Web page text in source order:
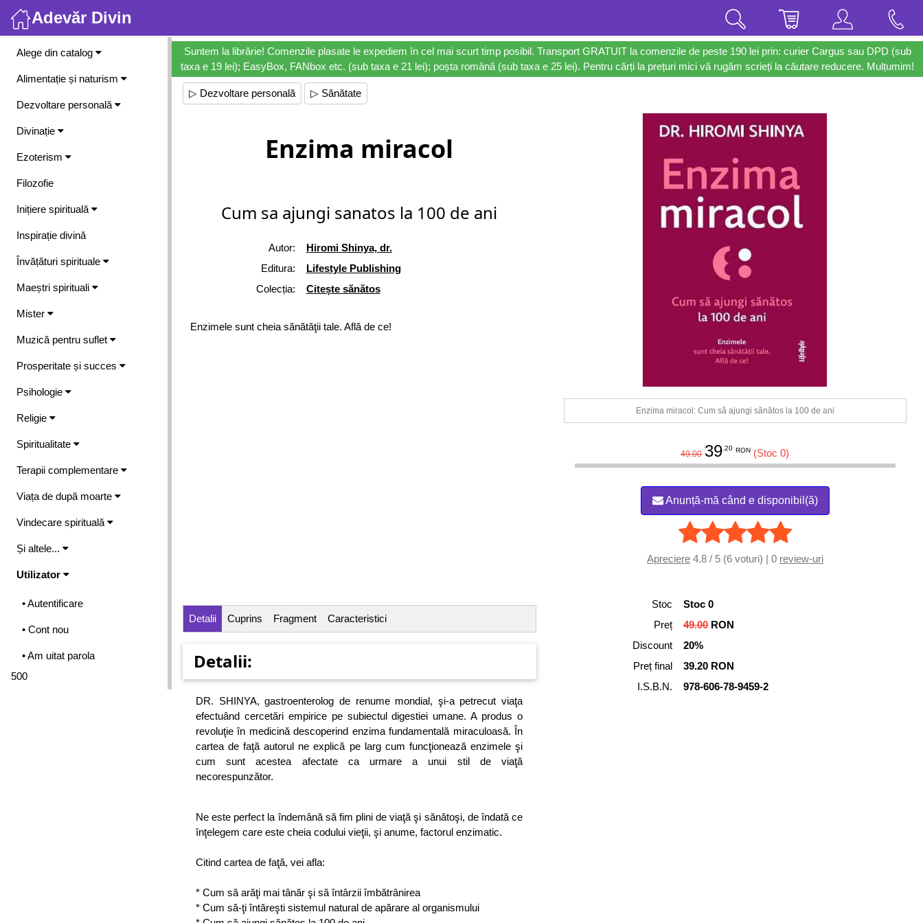
Adevăr Divin
Meniu
Alege din catalog
Alimentație și naturism
Dezvoltare personală
Divinație
Ezoterism
Filozofie
Inițiere spirituală
Inspirație divină
Învățături spirituale
Maeștri spirituali
Mister
Muzică pentru suflet
Prosperitate și succes
Psihologie
Religie
Spiritualitate
Terapii complementare
Viața de după moarte
Vindecare spirituală
Și altele...
Utilizator
• Autentificare
• Cont nou
• Am uitat parola
500
Suntem la librărie! Comenzile plasate le expediem în cel mai scurt timp posibil. Transport GRATUIT la comenzile de peste 190 lei prin: curier Cargus sau DPD (sub
taxa e 19 lei); EasyBox, FANbox etc. (sub taxa e 21 lei); poșta română (sub taxa e 25 lei). Pentru cărți la prețuri mici vă rugăm scrieți la căutare reducere. Mulțumim!
▷ Dezvoltare personală ▷ Sănătate
Enzima miracol
Cum sa ajungi sanatos la 100 de ani
Autor:
Hiromi Shinya, dr.
Editura:
Lifestyle Publishing
Colecția:
Citește sănătos
Enzimele sunt cheia sănătăţii tale. Află de ce!
Enzima miracol: Cum să ajungi sănătos la 100 de ani
49.00 39 .20 RON (Stoc 0)
Anunță-mă când e disponibil(ă)
Apreciere4.8 / 5 (6 voturi) | 0 review-uri
Detalii Cuprins Fragment Caracteristici
Detalii:
DR. SHINYA, gastroenterolog de renume mondial, şi-a petrecut viaţa
efectuând cercetări empirice pe subiectul digestiei umane. A produs o
revoluţie în medicină descoperind enzima fundamentală miraculoasă. În
cartea de faţă autorul ne explică pe larg cum funcţionează enzimele şi
cum sunt acestea afectate ca urmare a unui stil de viaţă
necorespunzător.
Ne este perfect la îndemână să fim plini de viaţă şi sănătoşi, de îndată ce
înţelegem care este cheia codului vieţii, şi anume, factorul enzimatic.
Citind cartea de faţă, vei afla:
* Cum să arăţi mai tânăr şi să întârzii îmbătrânirea
* Cum să-ţi întăreşti sistemul natural de apărare al organismului
Stoc
Stoc 0
Preț
49.00RON
Discount
20%
Preț final
39.20 RON
I.S.B.N.
978-606-78-9459-2